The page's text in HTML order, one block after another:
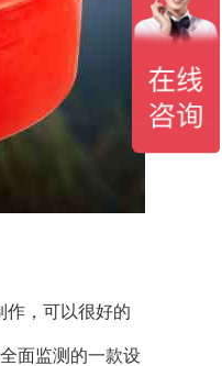
作，可以很好的
面监测的一款设